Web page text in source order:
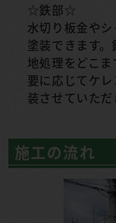
☆鉄部☆
水切り板金や
塗装できます
地処理をどこ
要に応じてケ
装させていただ
施工の流れ